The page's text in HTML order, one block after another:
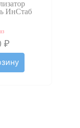
ИнСтаб
₽